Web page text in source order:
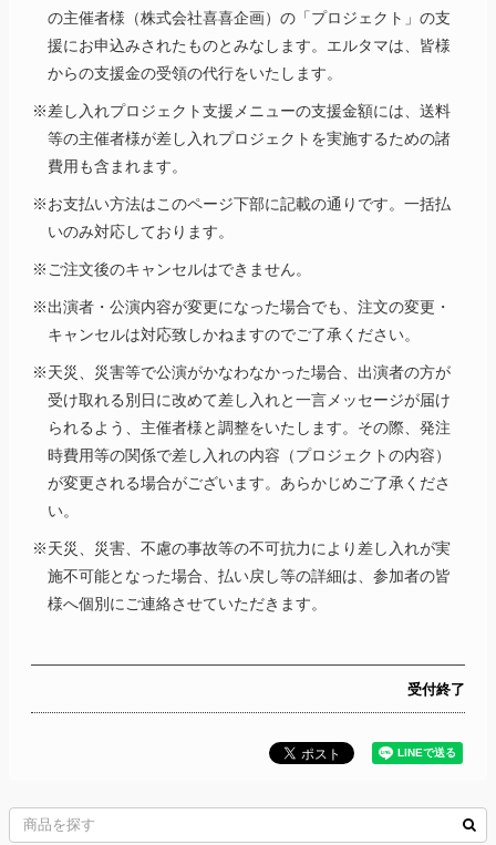
の主催者様（株式会社喜喜企画）の「プロジェクト」の支
援にお申込みされたものとみなします。エルタマは、皆様
からの支援金の受領の代行をいたします。
※差し入れプロジェクト支援メニューの支援金額には、送料
等の主催者様が差し入れプロジェクトを実施するための諸
費用も含まれます。
※お支払い方法はこのページ下部に記載の通りです。一括払
いのみ対応しております。
※ご注文後のキャンセルはできません。
※出演者・公演内容が変更になった場合でも、注文の変更・
キャンセルは対応致しかねますのでご了承ください。
※天災、災害等で公演がかなわなかった場合、出演者の方が
受け取れる別日に改めて差し入れと一言メッセージが届け
られるよう、主催者様と調整をいたします。その際、発注
時費用等の関係で差し入れの内容（プロジェクトの内容）
が変更される場合がございます。あらかじめご了承くださ
い。
※天災、災害、不慮の事故等の不可抗力により差し入れが実
施不可能となった場合、払い戻し等の詳細は、参加者の皆
様へ個別にご連絡させていただきます。
受付終了